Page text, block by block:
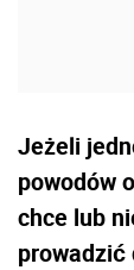
Jeżeli
powodów
chce lub
prowadzić